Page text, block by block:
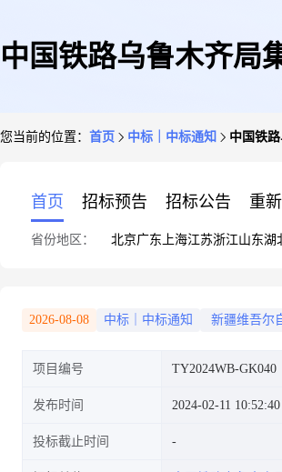
中国铁路乌鲁木齐局
您当前的位置： 首页 中标｜中标通知 中国铁
首页 招标预告 招标公告 重
省份地区： 北京广东 上海江苏浙江山东湖
2026-08-08 中标｜中标通知 新疆维吾尔
项目编号 TY2024WB-GK040
发布时间 2024-02-11 10:52:40
投标截止时间